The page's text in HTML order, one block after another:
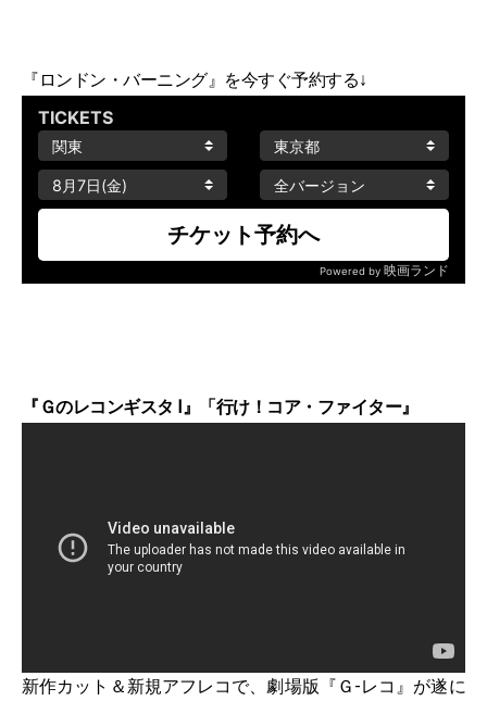
『ロンドン・バーニング』を今すぐ予約する↓
『Ｇのレコンギスタ Ⅰ』「行け！コア・ファイター』
新作カット＆新規アフレコで、劇場版『Ｇ-レコ』が遂に